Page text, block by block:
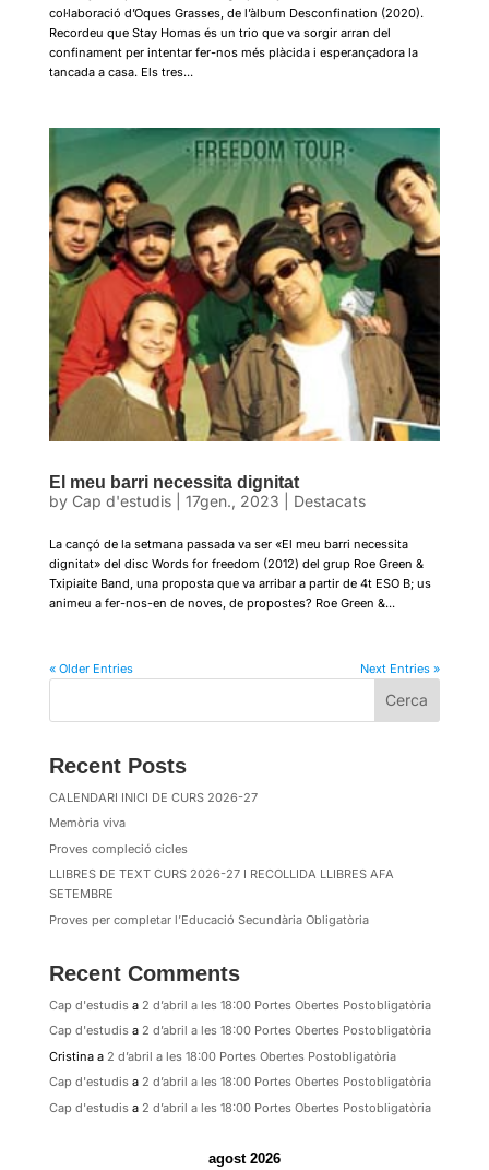
col·laboració d’Oques Grasses, de l’àlbum Desconfination (2020).
Recordeu que Stay Homas és un trio que va sorgir arran del
confinament per intentar fer-nos més plàcida i esperançadora la
tancada a casa. Els tres...
El meu barri necessita dignitat
by Cap d'estudis| 17gen., 2023 Destacats
La cançó de la setmana passada va ser «El meu barri necessita
dignitat» del disc Words for freedom (2012) del grup Roe Green &
Txipiaite Band, una proposta que va arribar a partir de 4t ESO B; us
animeu a fer-nos-en de noves, de propostes? Roe Green &...
« Older Entries Next Entries »
Cerca
Recent Posts
CALENDARI INICI DE CURS 2026-27
Memòria viva
Proves compleció cicles
LLIBRES DE TEXT CURS 2026-27 I RECOLLIDA LLIBRES AFA
SETEMBRE
Proves per completar l’Educació Secundària Obligatòria
Recent Comments
Cap d'estudisa 2 d’abril a les 18:00 Portes Obertes Postobligatòria
Cap d'estudisa 2 d’abril a les 18:00 Portes Obertes Postobligatòria
Cristinaa 2 d’abril a les 18:00 Portes Obertes Postobligatòria
Cap d'estudisa 2 d’abril a les 18:00 Portes Obertes Postobligatòria
Cap d'estudisa 2 d’abril a les 18:00 Portes Obertes Postobligatòria
agost 2026